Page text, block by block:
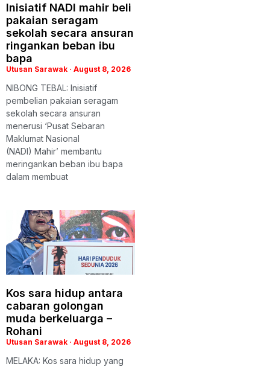
Inisiatif NADI mahir beli
pakaian seragam
sekolah secara ansuran
ringankan beban ibu
bapa
Utusan Sarawak August 8, 2026
NIBONG TEBAL: Inisiatif
pembelian pakaian seragam
sekolah secara ansuran
menerusi ‘Pusat Sebaran
Maklumat Nasional
(NADI) Mahir’ membantu
meringankan beban ibu bapa
dalam membuat
Kos sara hidup antara
cabaran golongan
muda berkeluarga –
Rohani
Utusan Sarawak August 8, 2026
MELAKA: Kos sara hidup yang